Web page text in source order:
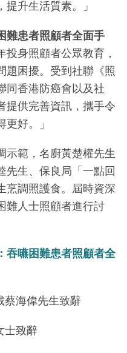
升生活質素。」
難患者照顧者全面手
投身照顧者公眾教育，
題困擾。受到社聯《照
同香港防癌會以及社
提供完善資訊，攜手令
好。」
示範，名廚黃楚權先生
先生、保良局「一點回
烹調照護食。屆時資深
難人士照顧者進行討
吞嚥困難患者照顧者全
蔡海偉先生致辭
士致辭